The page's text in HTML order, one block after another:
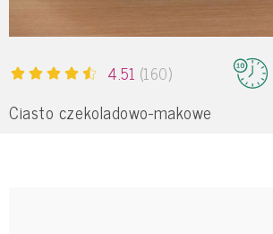
4.51 (160)
Ciasto czekoladowo-makowe